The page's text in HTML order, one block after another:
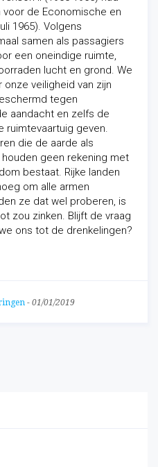
de Economische en
1965). Volgens
samen als passagiers
een oneindige ruimte,
lucht en grond. We
onze veiligheid van zijn
tegen
aandacht en zelfs de
ruimtevaartuig geven.
die de aarde als
houden geen rekening met
bestaat. Rijke landen
om alle armen
ze dat wel proberen, is
zou zinken. Blijft de vraag
ons tot de drenkelingen?
- 01/01/2019